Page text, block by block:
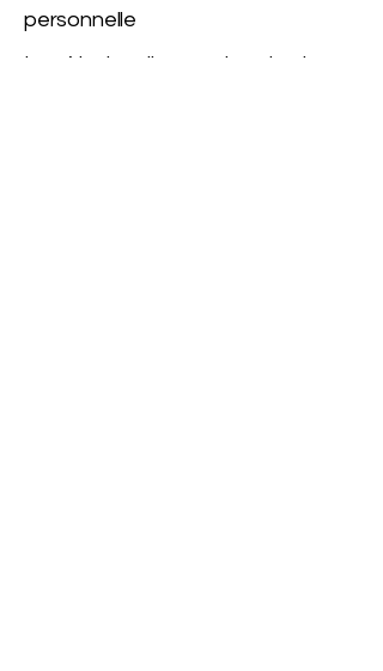
personnelle
Les études divergent sur le stress